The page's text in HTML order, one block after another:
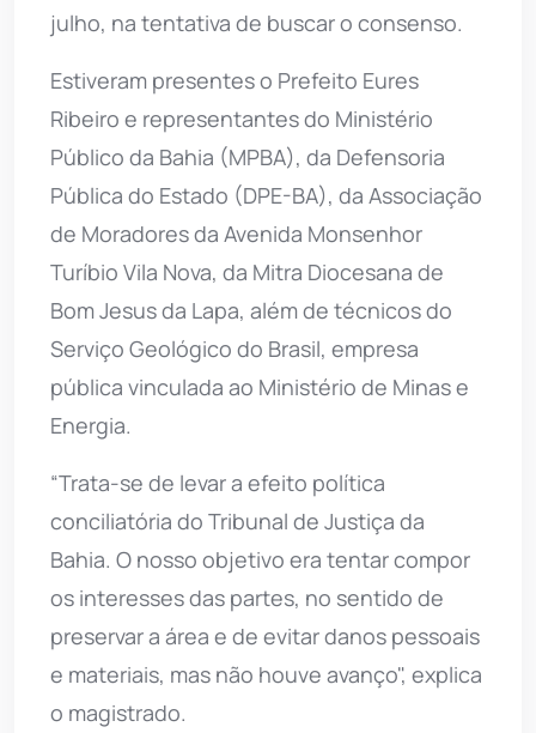
julho, na tentativa de buscar o consenso.
Estiveram presentes o Prefeito Eures
Ribeiro e representantes do Ministério
Público da Bahia (MPBA), da Defensoria
Pública do Estado (DPE-BA), da Associação
de Moradores da Avenida Monsenhor
Turíbio Vila Nova, da Mitra Diocesana de
Bom Jesus da Lapa, além de técnicos do
Serviço Geológico do Brasil, empresa
pública vinculada ao Ministério de Minas e
Energia.
“Trata-se de levar a efeito política
conciliatória do Tribunal de Justiça da
Bahia. O nosso objetivo era tentar compor
os interesses das partes, no sentido de
preservar a área e de evitar danos pessoais
e materiais, mas não houve avanço", explica
o magistrado.